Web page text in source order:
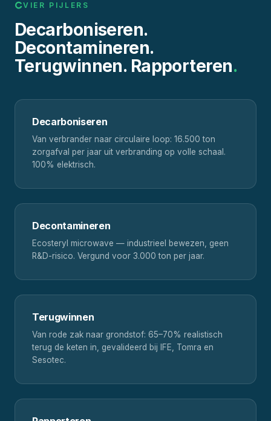
VIER PIJLERS
Decarboniseren.
Decontamineren.
Terugwinnen. Rapporteren.
Decarboniseren
Van verbrander naar circulaire loop: 16.500 ton
zorgafval per jaar uit verbranding op volle schaal.
100% elektrisch.
Decontamineren
Ecosteryl microwave — industrieel bewezen, geen
R&D-risico. Vergund voor 3.000 ton per jaar.
Terugwinnen
Van rode zak naar grondstof: 65–70% realistisch
terug de keten in, gevalideerd bij IFE, Tomra en
Sesotec.